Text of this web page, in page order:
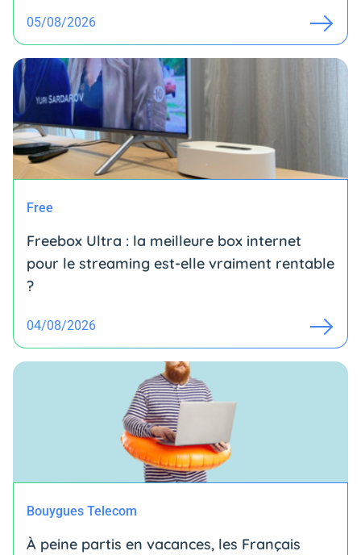
05/08/2026
Free
Freebox Ultra : la meilleure box internet
pour le streaming est-elle vraiment rentable
?
04/08/2026
Bouygues Telecom
À peine partis en vacances, les Français